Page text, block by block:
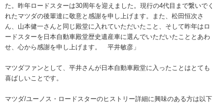
た。昨年ロードスターは30周年を迎えました。現行の4代目まで繋いでく
れたマツダの後輩達に敬意と感謝を申し上げます。また、松田恒次さ
ん、山本健一さんと同じ殿堂に入れていただいたこと、そして昨年はロ
ードスターを日本自動車殿堂歴史遺産車に選んでいただいたこととあわ
せ、心から感謝を申し上げます。 平井敏彦」
マツダファンとして、平井さんが日本自動車殿堂に入ったことはとても
喜ばしいことです。
マツダ/ユーノス・ロードスターのヒストリー詳細に興味のある方は以下